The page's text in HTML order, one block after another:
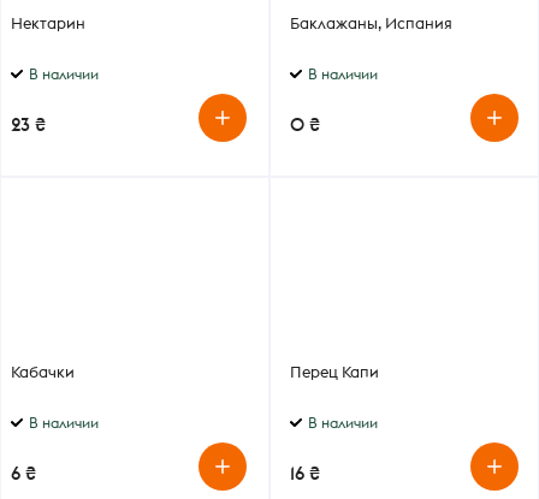
Нектарин
В наличии
23 ₴
Баклажаны, Испания
В наличии
0 ₴
Кабачки
В наличии
6 ₴
Перец Капи
В наличии
16 ₴